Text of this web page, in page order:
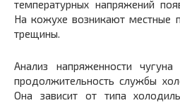
температурных напряжений
На кожухе возникают местные
трещины.
Анализ напряженности
продолжительность службы
Она зависит от типа